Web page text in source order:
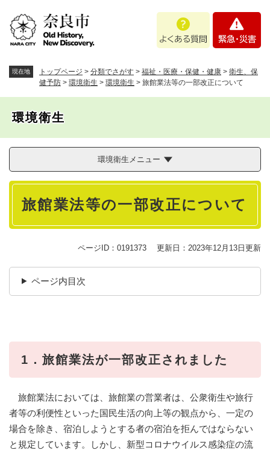
あ
問
・
現在地 トップページ > 分類でさがす > 福祉・医療・保健・健康 > 衛生、保
健予防 > 環境衛生 > 環境衛生 > 旅館業法等の一部改正について
環境衛生
環境衛生メニュー
本
旅館業法等の一部改正について
ページID：0191373 更新日：2023年12月13日更新
ページ内目次
1．旅館業法が一部改正されました
旅館業法においては、旅館業の営業者は、公衆衛生や旅行
者等の利便性といった国民生活の向上等の観点から、一定の
場合を除き、宿泊しようとする者の宿泊を拒んではならない
と規定しています。しかし、新型コロナウイルス感染症の流